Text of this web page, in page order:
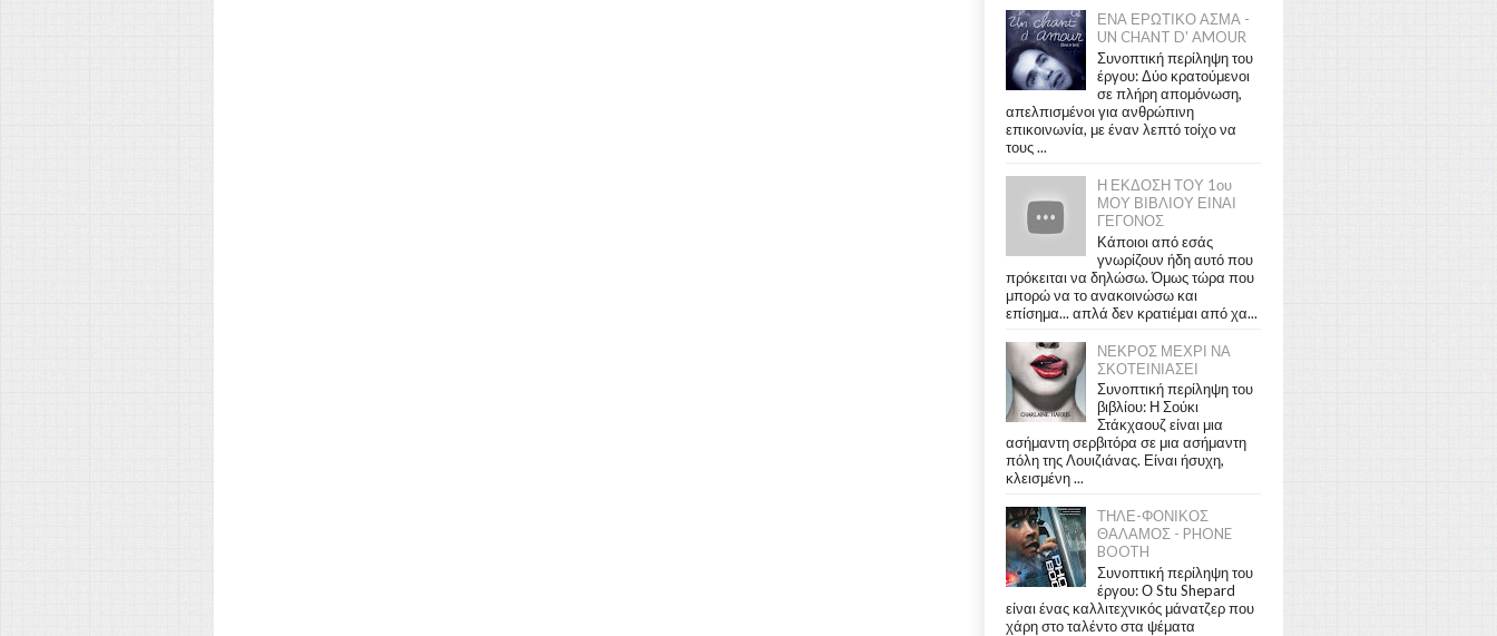
ΕΝΑ ΕΡΩΤΙΚΟ ΑΣΜΑ -
UN CHANT D' AMOUR
Συνοπτική περίληψη του
έργου: Δύο κρατούμενοι
σε πλήρη απομόνωση,
απελπισμένοι για ανθρώπινη
επικοινωνία, με έναν λεπτό τοίχο να
τους ...
Η ΕΚΔΟΣΗ ΤΟΥ 1ου
ΜΟΥ ΒΙΒΛΙΟΥ ΕΙΝΑΙ
ΓΕΓΟΝΟΣ
Κάποιοι από εσάς
γνωρίζουν ήδη αυτό που
πρόκειται να δηλώσω. Όμως τώρα που
μπορώ να το ανακοινώσω και
επίσημα... απλά δεν κρατιέμαι από χα...
ΝΕΚΡΟΣ ΜΕΧΡΙ ΝΑ
ΣΚΟΤΕΙΝΙΑΣΕΙ
Συνοπτική περίληψη του
βιβλίου: Η Σούκι
Στάκχαουζ είναι μια
ασήμαντη σερβιτόρα σε μια ασήμαντη
πόλη της Λουιζιάνας. Είναι ήσυχη,
κλεισμένη ...
ΤΗΛΕ-ΦΟΝΙΚΟΣ
ΘΑΛΑΜΟΣ - PHONE
BOOTH
Συνοπτική περίληψη του
έργου: Ο Stu Shepard
είναι ένας καλλιτεχνικός μάνατζερ που
χάρη στο ταλέντο στα ψέματα